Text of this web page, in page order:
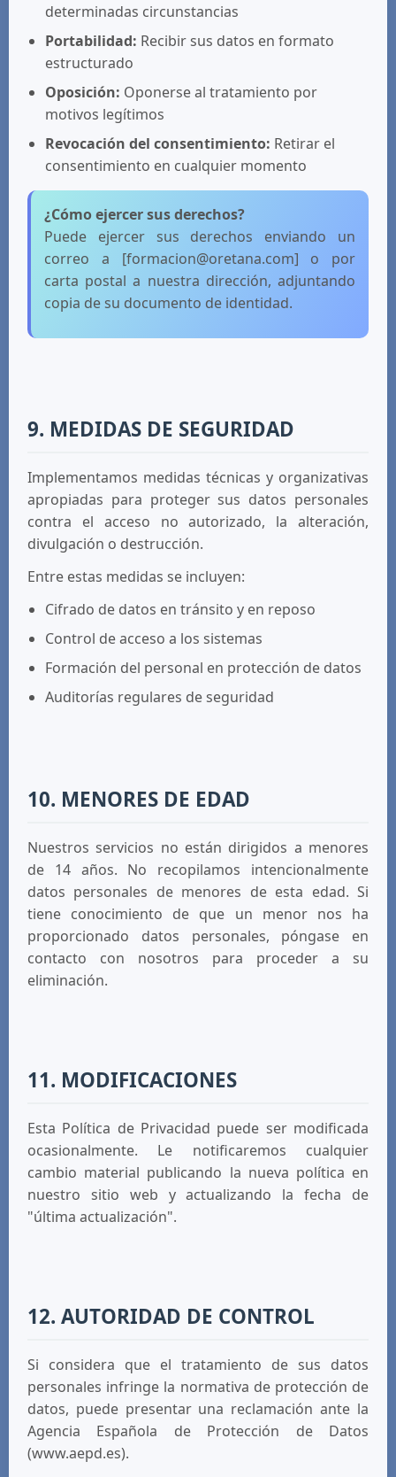
determinadas circunstancias
Portabilidad: Recibir sus datos en formato
estructurado
Oposición: Oponerse al tratamiento por
motivos legítimos
Revocación del consentimiento: Retirar el
consentimiento en cualquier momento
¿Cómo ejercer sus derechos?
Puede ejercer sus derechos enviando un
correo a [formacion@oretana.com] o por
carta postal a nuestra dirección, adjuntando
copia de su documento de identidad.
9. MEDIDAS DE SEGURIDAD
Implementamos medidas técnicas y organizativas
apropiadas para proteger sus datos personales
contra el acceso no autorizado, la alteración,
divulgación o destrucción.
Entre estas medidas se incluyen:
Cifrado de datos en tránsito y en reposo
Control de acceso a los sistemas
Formación del personal en protección de datos
Auditorías regulares de seguridad
10. MENORES DE EDAD
Nuestros servicios no están dirigidos a menores
de 14 años. No recopilamos intencionalmente
datos personales de menores de esta edad. Si
tiene conocimiento de que un menor nos ha
proporcionado datos personales, póngase en
contacto con nosotros para proceder a su
eliminación.
11. MODIFICACIONES
Esta Política de Privacidad puede ser modificada
ocasionalmente. Le notificaremos cualquier
cambio material publicando la nueva política en
nuestro sitio web y actualizando la fecha de
"última actualización".
12. AUTORIDAD DE CONTROL
Si considera que el tratamiento de sus datos
personales infringe la normativa de protección de
datos, puede presentar una reclamación ante la
Agencia Española de Protección de Datos
(www.aepd.es).